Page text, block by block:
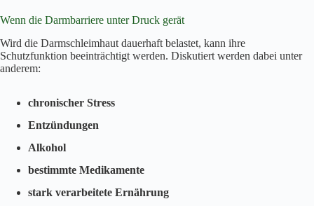
Wenn die Darmbarriere unter Druck gerät
Wird die Darmschleimhaut dauerhaft belastet, kann ihre
Schutzfunktion beeinträchtigt werden. Diskutiert werden dabei unter
anderem:
chronischer Stress
Entzündungen
Alkohol
bestimmte Medikamente
stark verarbeitete Ernährung